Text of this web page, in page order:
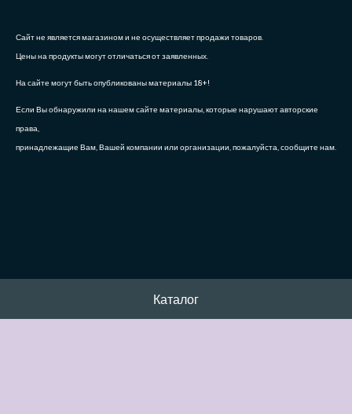
Сайт не является магазином и не осуществляет продажи товаров.
Цены на продукты могут отличаться от заявленных.
На сайте могут быть опубликованы материалы 18+!
Если Вы обнаружили на нашем сайте материалы, которые нарушают авторские
права,
принадлежащие Вам, Вашей компании или организации, пожалуйста, сообщите нам.
Каталог